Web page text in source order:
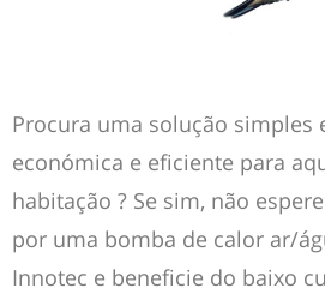
Procura uma solução simples
económica e eficiente para
habitação ? Se sim, não
por uma bomba de calor ar/
Innotec e beneficie do baixo